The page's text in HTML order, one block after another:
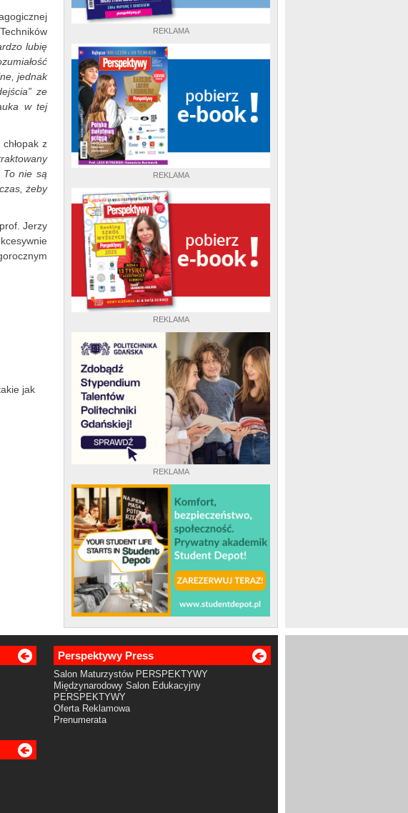
REKLAMA
REKLAMA
REKLAMA
REKLAMA
lubię
jednak
ze
w tej
z
To nie są
żeby
Jerzy
jak
Perspektywy Press
Salon Maturzystów PERSPEKTYWY
Międzynarodowy Salon Edukacyjny
PERSPEKTYWY
Oferta Reklamowa
Prenumerata